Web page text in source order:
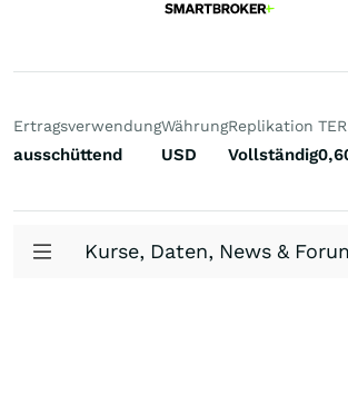
Ertragsverwendung
ausschüttend
Währung
USD
Replikation
Vollständig
TER
Kurse, Daten, News &